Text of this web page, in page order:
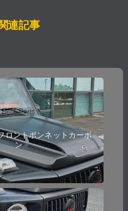
連記事
Aero Parts
ロントボンネットカーボ
ン